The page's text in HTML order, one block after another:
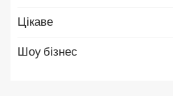
Цікаве
Шоу бізнес